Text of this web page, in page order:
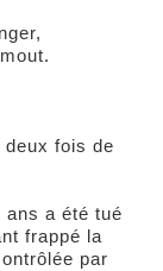
fois de
a été tué
frappé la
par